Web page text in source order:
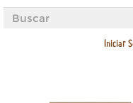
Iniciar